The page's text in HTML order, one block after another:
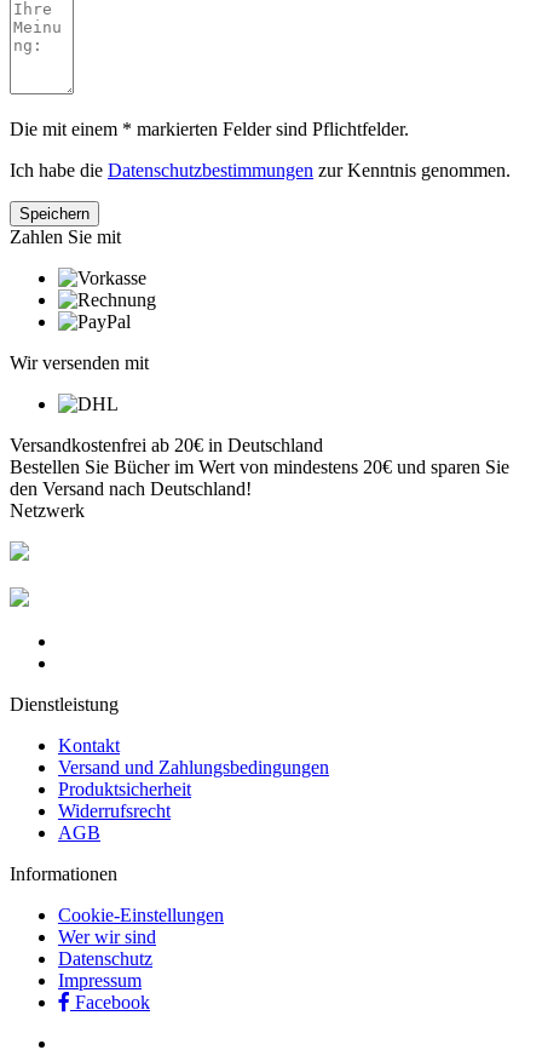
Die mit einem * markierten Felder sind Pflichtfelder.
Ich habe die Datenschutzbestimmungen zur Kenntnis genommen.
Zahlen Sie mit
Wir versenden mit
Versandkostenfrei ab 20€ in Deutschland
Bestellen Sie Bücher im Wert von mindestens 20€ und sparen Sie
den Versand nach Deutschland!
Netzwerk
Dienstleistung
Kontakt
Versand und Zahlungsbedingungen
Produktsicherheit
Widerrufsrecht
AGB
Informationen
Cookie-Einstellungen
Wer wir sind
Datenschutz
Impressum
Facebook